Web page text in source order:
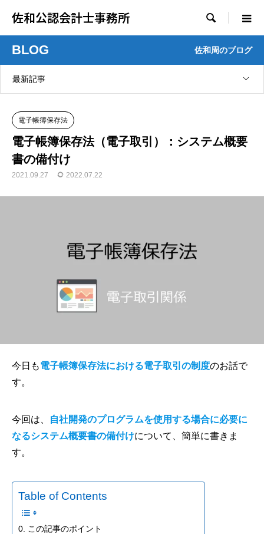
佐和公認会計士事務所 
BLOG 佐和周のブログ
最新記事
電子帳簿保存法
電子帳簿保存法（電子取引）：システム概要
書の備付け
2021.09.27 2022.07.22
今日も電子帳簿保存法における電子取引の制度のお話で
す。
今回は、
自社開発のプログラムを使用する場合に必要に
なるシステム概要書の備付けについて、簡単に書きま
す。
Table of Contents
0. この記事のポイント